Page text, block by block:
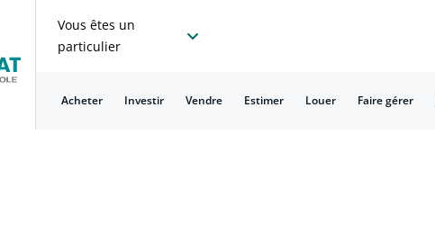
Vous êtes un
particulier
Acheter Investir Vendre Estimer Louer Faire gérer